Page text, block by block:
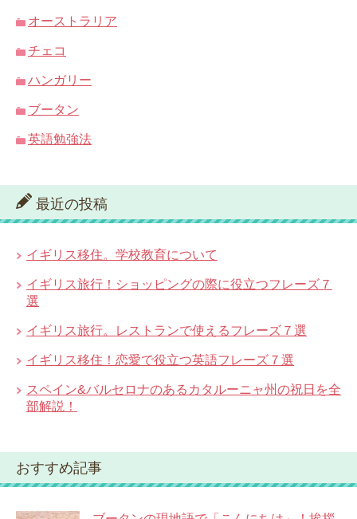
オーストラリア
チェコ
ハンガリー
ブータン
英語勉強法
最近の投稿
イギリス移住。学校教育について
イギリス旅行！ショッピングの際に役立つフレーズ７
選
イギリス旅行。レストランで使えるフレーズ７選
イギリス移住！恋愛で役立つ英語フレーズ７選
スペイン&バルセロナのあるカタルーニャ州の祝日を全
部解説！
おすすめ記事